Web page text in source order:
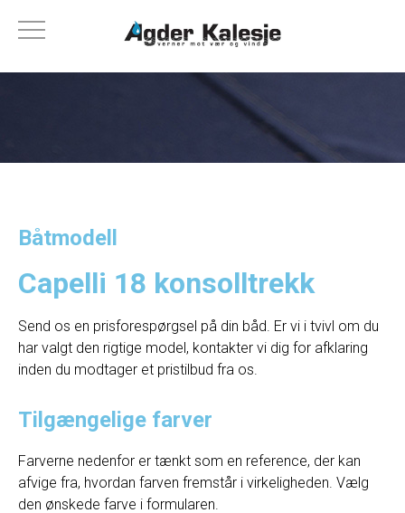
Båtmodell
Capelli 18 konsolltrekk
Send os en prisforespørgsel på din båd. Er vi i tvivl om du
har valgt den rigtige model, kontakter vi dig for afklaring
inden du modtager et pristilbud fra os.
Tilgængelige farver
Farverne nedenfor er tænkt som en reference, der kan
afvige fra, hvordan farven fremstår i virkeligheden. Vælg
den ønskede farve i formularen.